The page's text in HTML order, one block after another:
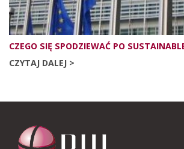
CZEGO SIĘ SPODZIEWAĆ PO
CZYTAJ DALEJ >